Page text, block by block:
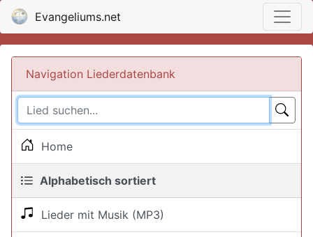
Evangeliums.net
Navigation Liederdatenbank
Home
Alphabetisch sortiert
Lieder mit Musik (MP3)